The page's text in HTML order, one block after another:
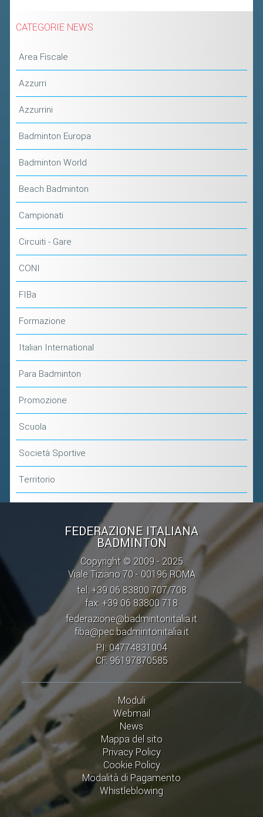
CATEGORIE NEWS
Area Fiscale
Azzurri
Azzurrini
Badminton Europa
Badminton World
Beach Badminton
Campionati
Circuiti - Gare
CONI
FIBa
Formazione
Italian International
Para Badminton
Promozione
Scuola
Società Sportive
Territorio
FEDERAZIONE ITALIANA
BADMINTON
Copyright © 2009 - 2025
Viale Tiziano 70 - 00196 ROMA
tel: +39 06 83800 707/708
fax: +39 06 83800 718
federazione@badmintonitalia.it
fiba@pec.badmintonitalia.it
PI: 04774831004
CF: 96197870585
Moduli
Webmail
News
Mappa del sito
Privacy Policy
Cookie Policy
Modalità di Pagamento
Whistleblowing